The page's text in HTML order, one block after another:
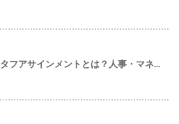
タフアサインメントとは？人事・マネ...